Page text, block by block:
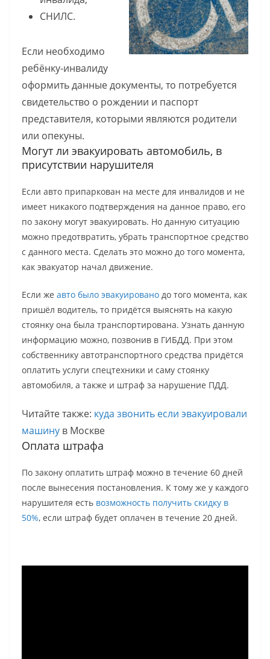
СНИЛС.
Если необходимо
ребёнку-инвалиду
оформить данные документы, то потребуется
свидетельство о рождении и паспорт
представителя, которыми являются родители
или опекуны.
Могут ли эвакуировать автомобиль, в
присутствии нарушителя
Если авто припаркован на месте для инвалидов и не
имеет никакого подтверждения на данное право, его
по закону могут эвакуировать. Но данную ситуацию
можно предотвратить, убрать транспортное средство
с данного места. Сделать это можно до того момента,
как эвакуатор начал движение.
Если же авто было эвакуировано до того момента, как
пришёл водитель, то придётся выяснять на какую
стоянку она была транспортирована. Узнать данную
информацию можно, позвонив в ГИБДД. При этом
собственнику автотранспортного средства придётся
оплатить услуги спецтехники и саму стоянку
автомобиля, а также и штраф за нарушение ПДД.
Читайте также: куда звонить если эвакуировали
машину в Москве
Оплата штрафа
По закону оплатить штраф можно в течение 60 дней
после вынесения постановления. К тому же у каждого
нарушителя есть возможность получить скидку в
50%, если штраф будет оплачен в течение 20 дней.